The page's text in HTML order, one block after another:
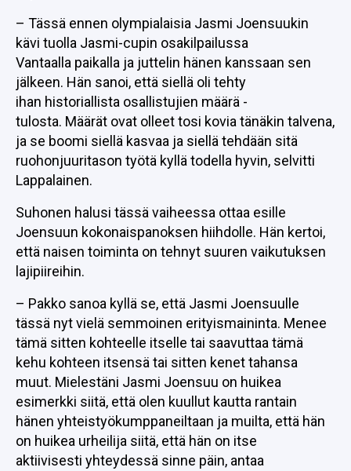
– Tässä ennen olympialaisia Jasmi Joensuukin
kävi tuolla Jasmi-cupin osakilpailussa
Vantaalla paikalla ja juttelin hänen kanssaan sen
jälkeen. Hän sanoi, että siellä oli tehty
ihan historiallista osallistujien määrä -
tulosta. Määrät ovat olleet tosi kovia tänäkin talvena,
ja se boomi siellä kasvaa ja siellä tehdään sitä
ruohonjuuritason työtä kyllä todella hyvin, selvitti
Lappalainen.
Suhonen halusi tässä vaiheessa ottaa esille
Joensuun kokonaispanoksen hiihdolle. Hän kertoi,
että naisen toiminta on tehnyt suuren vaikutuksen
lajipiireihin.
– Pakko sanoa kyllä se, että Jasmi Joensuulle
tässä nyt vielä semmoinen erityismaininta. Menee
tämä sitten kohteelle itselle tai saavuttaa tämä
kehu kohteen itsensä tai sitten kenet tahansa
muut. Mielestäni Jasmi Joensuu on huikea
esimerkki siitä, että olen kuullut kautta rantain
hänen yhteistyökumppaneiltaan ja muilta, että hän
on huikea urheilija siitä, että hän on itse
aktiivisesti yhteydessä sinne päin, antaa